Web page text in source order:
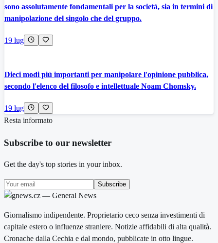
sono assolutamente fondamentali per la società, sia in termini di
manipolazione del singolo che del gruppo.
19 lug
Dieci modi più importanti per manipolare l'opinione pubblica,
secondo l'elenco del filosofo e intellettuale Noam Chomsky.
19 lug
Resta informato
Subscribe to our newsletter
Get the day's top stories in your inbox.
Subscribe
Giornalismo indipendente. Proprietario ceco senza investimenti di
capitale estero o influenze straniere. Notizie affidabili di alta qualità.
Cronache dalla Cechia e dal mondo, pubblicate in otto lingue.